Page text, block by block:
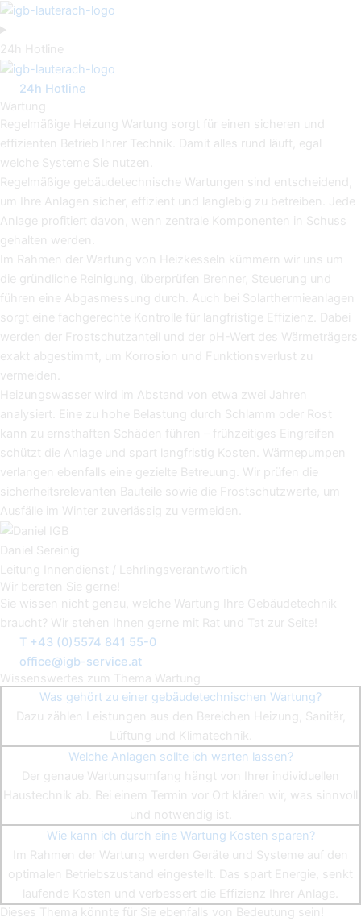
Zum
Inhalt
springen
24h Hotline
24h Hotline
Wartung
Regelmäßige Heizung Wartung sorgt für einen sicheren und
effizienten Betrieb Ihrer Technik. Damit alles rund läuft, egal
welche Systeme Sie nutzen.
Regelmäßige gebäudetechnische Wartungen sind entscheidend,
um Ihre Anlagen sicher, effizient und langlebig zu betreiben. Jede
Anlage profitiert davon, wenn zentrale Komponenten in Schuss
gehalten werden.
Im Rahmen der Wartung von Heizkesseln kümmern wir uns um
die gründliche Reinigung, überprüfen Brenner, Steuerung und
führen eine Abgasmessung durch. Auch bei Solarthermieanlagen
sorgt eine fachgerechte Kontrolle für langfristige Effizienz. Dabei
werden der Frostschutzanteil und der pH-Wert des Wärmeträgers
exakt abgestimmt, um Korrosion und Funktionsverlust zu
vermeiden.
Heizungswasser wird im Abstand von etwa zwei Jahren
analysiert. Eine zu hohe Belastung durch Schlamm oder Rost
kann zu ernsthaften Schäden führen – frühzeitiges Eingreifen
schützt die Anlage und spart langfristig Kosten. Wärmepumpen
verlangen ebenfalls eine gezielte Betreuung. Wir prüfen die
sicherheitsrelevanten Bauteile sowie die Frostschutzwerte, um
Ausfälle im Winter zuverlässig zu vermeiden.
Daniel Sereinig
Leitung Innendienst / Lehrlingsverantwortlich
Wir beraten Sie gerne!
Sie wissen nicht genau, welche Wartung Ihre Gebäudetechnik
braucht? Wir stehen Ihnen gerne mit Rat und Tat zur Seite!
T +43 (0)5574 841 55-0
office@igb-service.at
Wissenswertes zum Thema Wartung
Was gehört zu einer gebäudetechnischen Wartung?
Dazu zählen Leistungen aus den Bereichen Heizung, Sanitär,
Lüftung und Klimatechnik.
Welche Anlagen sollte ich warten lassen?
Der genaue Wartungsumfang hängt von Ihrer individuellen
Haustechnik ab. Bei einem Termin vor Ort klären wir, was sinnvoll
und notwendig ist.
Wie kann ich durch eine Wartung Kosten sparen?
Im Rahmen der Wartung werden Geräte und Systeme auf den
optimalen Betriebszustand eingestellt. Das spart Energie, senkt
laufende Kosten und verbessert die Effizienz Ihrer Anlage.
Dieses Thema könnte für Sie ebenfalls von Bedeutung sein!